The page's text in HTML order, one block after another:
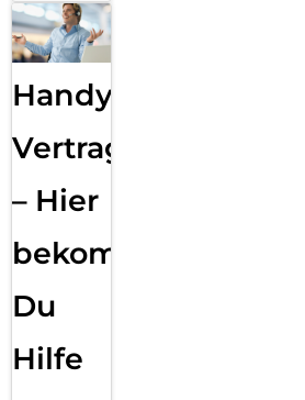
Handy
Vertragsabwicklung
– Hier
bekommst
Du
Hilfe